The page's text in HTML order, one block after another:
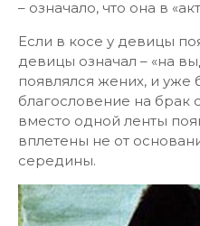
– означало, что она в
Если в косе у девицы
девицы означал – «на
появлялся жених, и уже
благословение на брак
вместо одной ленты
вплетены не от
середины.